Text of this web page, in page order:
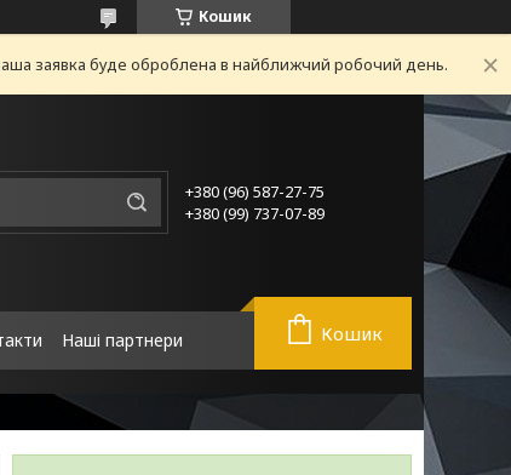
Кошик
заявка буде оброблена в найближчий робочий день.
+380 (96) 587-27-75
+380 (99) 737-07-89
Наші партнери Кошик